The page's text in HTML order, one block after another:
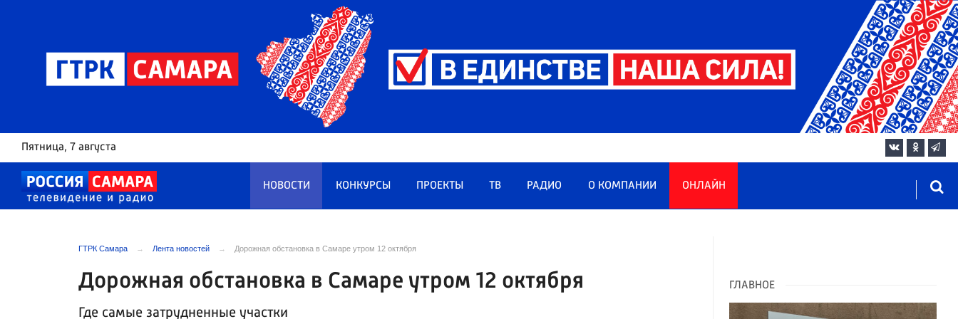
Пятница, 7 августа
НОВОСТИ КОНКУРСЫ ПРОЕКТЫ ТВ РАДИО О КОМПАНИИ ОНЛАЙН
ГТРК Самара Лента новостей Дорожная обстановка в Самаре утром 12 октября
Дорожная обстановка в Самаре утром 12 октября
Где самые затрудненные участки
ГЛАВНОЕ